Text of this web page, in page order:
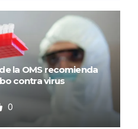
la OMS recomienda
contra virus
0